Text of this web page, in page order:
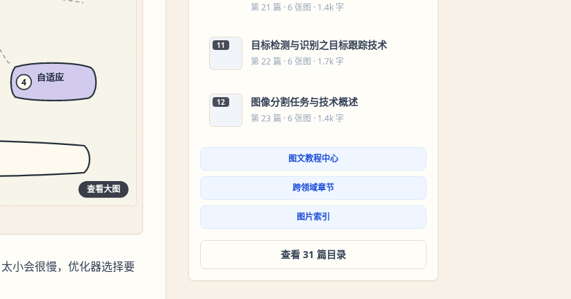
查看大图
小会很慢，优化器选择要
第 21 篇 · 6 张图 · 1.4k 字
11 目标检测与识别之目标跟踪技术
第 22 篇 · 6 张图 · 1.7k 字
12 图像分割任务与技术概述
第 23 篇 · 6 张图 · 1.4k 字
图文教程中心
跨领域章节
图片索引
查看 31 篇目录